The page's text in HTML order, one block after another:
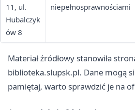
11, ul.
Hubalczyk
ów 8
niepełnosprawnościami
Materiał źródłowy stanowiła
biblioteka.slupsk.pl. Dane mogą
pamiętaj, warto sprawdzić je na